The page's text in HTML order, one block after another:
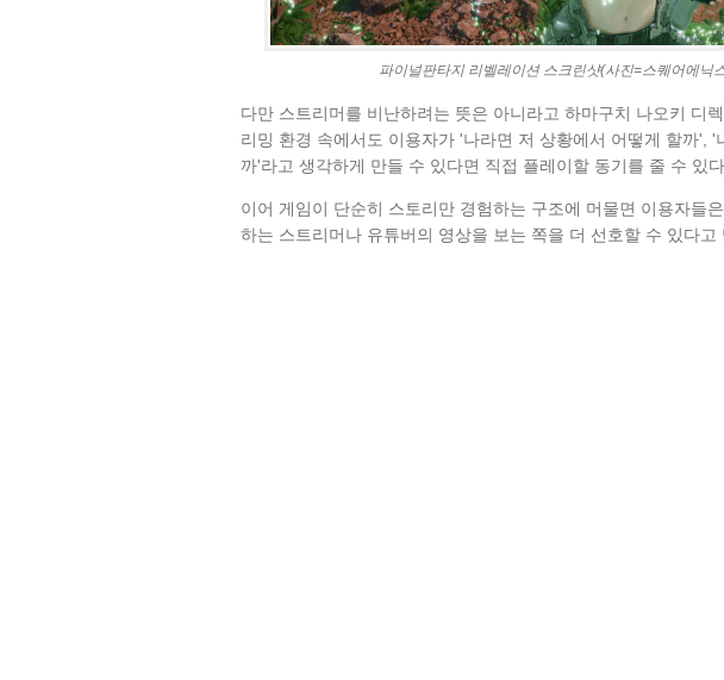
파이널판타지 리벨레이션 스크린샷(사진=스퀘어에닉
다만 스트리머를 비난하려는 뜻은 아니라고 하마구치 나오키 디
리밍 환경 속에서도 이용자가 '나라면 저 상황에서 어떻게 할까', '
까'라고 생각하게 만들 수 있다면 직접 플레이할 동기를 줄 수 있
이어 게임이 단순히 스토리만 경험하는 구조에 머물면 이용자들
하는 스트리머나 유튜버의 영상을 보는 쪽을 더 선호할 수 있다고